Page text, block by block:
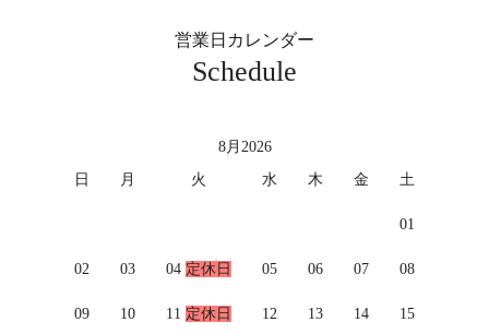
営業日カレンダー
Schedule
8月 2026
日
月 火 水 木 金 土
01
02 03 04 定休日 05 06 07 08
09 10 11 定休日 12 13 14 15